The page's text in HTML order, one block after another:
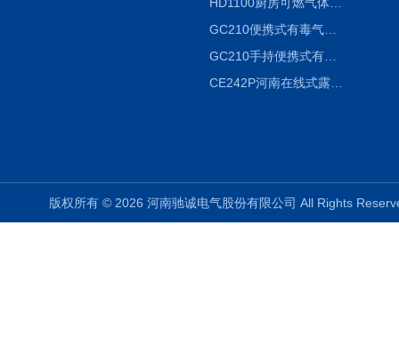
GC210便携式有毒气体浓度探测器氨气检测仪养殖场
GC210手持便携式有毒CL2气体探测器氯气检测仪
CE242P河南在线式露点仪
版权所有 © 2026 河南驰诚电气股份有限公司 All Rights